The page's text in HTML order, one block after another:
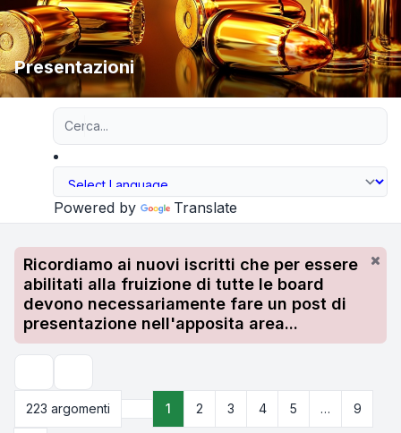
Presentazioni
Powered by Translate
Ricordiamo ai nuovi iscritti che per essere
abilitati alla fruizione di tutte le board
devono necessariamente fare un post di
presentazione nell'apposita area...
223 argomenti
Pagina di9
1 2 3 4 5 …
9